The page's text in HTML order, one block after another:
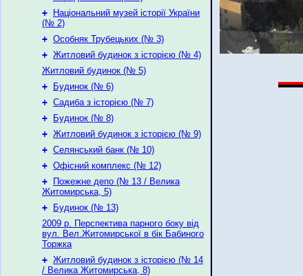
+
Національний музей історії України
(№ 2)
+ Особняк Трубецьких (№ 3)
+ Житловий будинок з історією (№ 4)
Житловий будинок (№ 5)
+
Будинок (№ 6)
+ Садиба з історією (№ 7)
+
Будинок (№ 8)
+ Житловий будинок з історією (№ 9)
+ Селянський банк (№ 10)
+ Офісний комплекс (№ 12)
+
Пожежне депо (№ 13 / Велика
Житомирська, 5)
+
Будинок (№ 13)
2009 р. Перспектива парного боку від
вул. Вел.Житомирської в бік Бабиного
Торжка
+ Житловий будинок з історією (№ 14
/ Велика Житомирська, 8)